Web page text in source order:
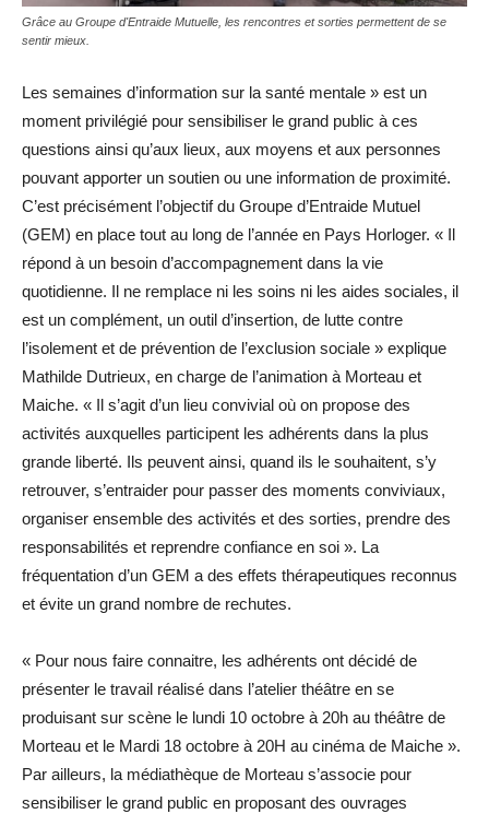
Grâce au Groupe d'Entraide Mutuelle, les rencontres et sorties permettent de se
sentir mieux.
Les semaines d’information sur la santé mentale » est un
moment privilégié pour sensibiliser le grand public à ces
questions ainsi qu’aux lieux, aux moyens et aux personnes
pouvant apporter un soutien ou une information de proximité.
C’est précisément l’objectif du Groupe d’Entraide Mutuel
(GEM) en place tout au long de l’année en Pays Horloger. « Il
répond à un besoin d’accompagnement dans la vie
quotidienne. Il ne remplace ni les soins ni les aides sociales, il
est un complément, un outil d’insertion, de lutte contre
l’isolement et de prévention de l’exclusion sociale » explique
Mathilde Dutrieux, en charge de l’animation à Morteau et
Maiche. « Il s’agit d’un lieu convivial où on propose des
activités auxquelles participent les adhérents dans la plus
grande liberté. Ils peuvent ainsi, quand ils le souhaitent, s’y
retrouver, s’entraider pour passer des moments conviviaux,
organiser ensemble des activités et des sorties, prendre des
responsabilités et reprendre confiance en soi ». La
fréquentation d’un GEM a des effets thérapeutiques reconnus
et évite un grand nombre de rechutes.
« Pour nous faire connaitre, les adhérents ont décidé de
présenter le travail réalisé dans l’atelier théâtre en se
produisant sur scène le lundi 10 octobre à 20h au théâtre de
Morteau et le Mardi 18 octobre à 20H au cinéma de Maiche ».
Par ailleurs, la médiathèque de Morteau s’associe pour
sensibiliser le grand public en proposant des ouvrages